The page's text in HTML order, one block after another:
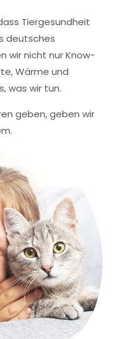
Tiergesundheit
deutsches
wir nicht nur Know-
Wärme und
was wir tun.
geben, geben wir